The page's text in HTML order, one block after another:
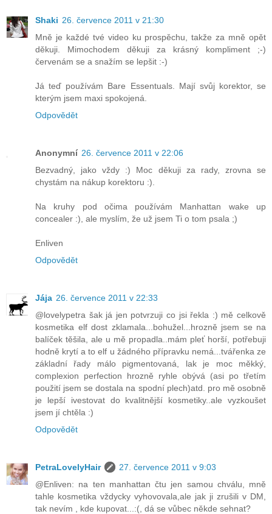
Shaki 26. července 2011 v 21:30
Mně je každé tvé video ku prospěchu, takže za mně opět
děkuji. Mimochodem děkuji za krásný kompliment ;-)
červenám se a snažím se lepšit :-)
Já teď používám Bare Essentuals. Mají svůj korektor, se
kterým jsem maxi spokojená.
Odpovědět
Anonymní 26. července 2011 v 22:06
Bezvadný, jako vždy :) Moc děkuji za rady, zrovna se
chystám na nákup korektoru :).
Na kruhy pod očima používám Manhattan wake up
concealer :), ale myslím, že už jsem Ti o tom psala ;)
Enliven
Odpovědět
Jája 26. července 2011 v 22:33
@lovelypetra šak já jen potvrzuji co jsi řekla :) mě celkově
kosmetika elf dost zklamala...bohužel...hrozně jsem se na
balíček těšila, ale u mě propadla..mám pleť horší, potřebuji
hodně krytí a to elf u žádného přípravku nemá...tvářenka ze
základní řady málo pigmentovaná, lak je moc měkký,
complexion perfection hrozně ryhle obývá (asi po třetím
použití jsem se dostala na spodní plech)atd. pro mě osobně
je lepší ivestovat do kvalitnější kosmetiky..ale vyzkoušet
jsem jí chtěla :)
Odpovědět
PetraLovelyHair
27. července 2011 v 9:03
@Enliven: na ten manhattan čtu jen samou chválu, mně
tahle kosmetika vždycky vyhovovala,ale jak ji zrušili v DM,
tak nevím , kde kupovat...:(, dá se vůbec někde sehnat?